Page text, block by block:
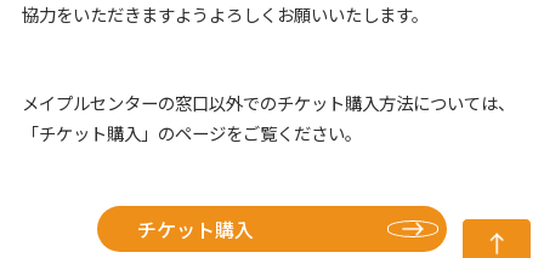
協力をいただきますようよろしくお願いいたします。
メイプルセンターの窓口以外でのチケット購入方法については、
「チケット購入」のページをご覧ください。
チケット購入